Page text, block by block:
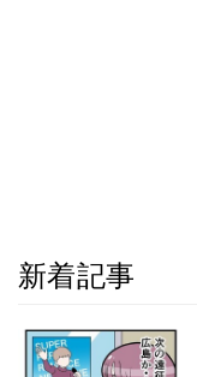
新着記事